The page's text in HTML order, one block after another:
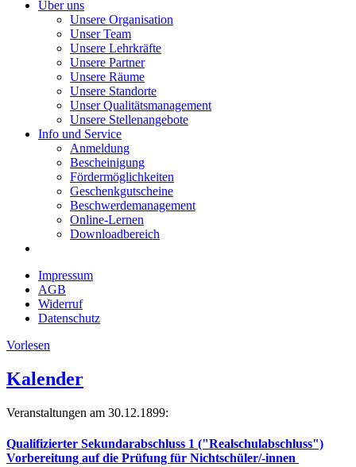
Über uns
Unsere Organisation
Unser Team
Unsere Lehrkräfte
Unsere Partner
Unsere Räume
Unsere Standorte
Unser Qualitätsmanagement
Unsere Stellenangebote
Info und Service
Anmeldung
Bescheinigung
Fördermöglichkeiten
Geschenkgutscheine
Beschwerdemanagement
Online-Lernen
Downloadbereich
Impressum
AGB
Widerruf
Datenschutz
Vorlesen
Kalender
Veranstaltungen am 30.12.1899:
Qualifizierter Sekundarabschluss 1 ("Realschulabschluss")
Vorbereitung auf die Prüfung für Nichtschüler/-innen